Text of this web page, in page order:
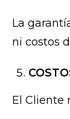
La
ni costos
El Cliente